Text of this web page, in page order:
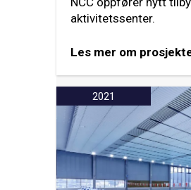
aktivitetssenter.
Les mer om
2021